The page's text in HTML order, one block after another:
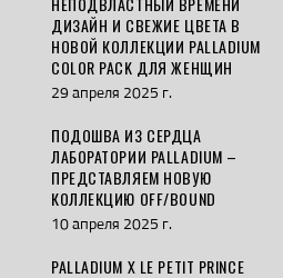
ДИЗАЙН И СВЕЖИЕ ЦВЕТА В
НОВОЙ КОЛЛЕКЦИИ PALLADIUM
COLOR PACK ДЛЯ ЖЕНЩИН
29 апреля 2025 г.
ПОДОШВА ИЗ СЕРДЦА
ЛАБОРАТОРИИ PALLADIUM –
ПРЕДСТАВЛЯЕМ НОВУЮ
КОЛЛЕКЦИЮ OFF/BOUND
10 апреля 2025 г.
PALLADIUM X LE PETIT PRINCE